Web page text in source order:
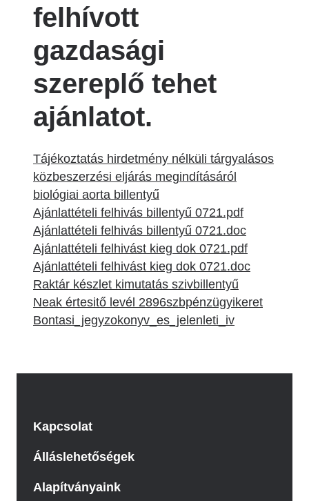
felhívott
gazdasági
szereplő tehet
ajánlatot.
Tájékoztatás hirdetmény nélküli tárgyalásos
közbeszerzési eljárás megindításáról
biológiai aorta billentyű
Ajánlattételi felhivás billentyű 0721.pdf
Ajánlattételi felhivás billentyű 0721.doc
Ajánlattételi felhivást kieg dok 0721.pdf
Ajánlattételi felhivást kieg dok 0721.doc
Raktár készlet kimutatás szivbillentyű
Neak értesitő levél 2896szbpénzügyikeret
Bontasi_jegyzokonyv_es_jelenleti_iv
Kapcsolat
Álláslehetőségek
Alapítványaink